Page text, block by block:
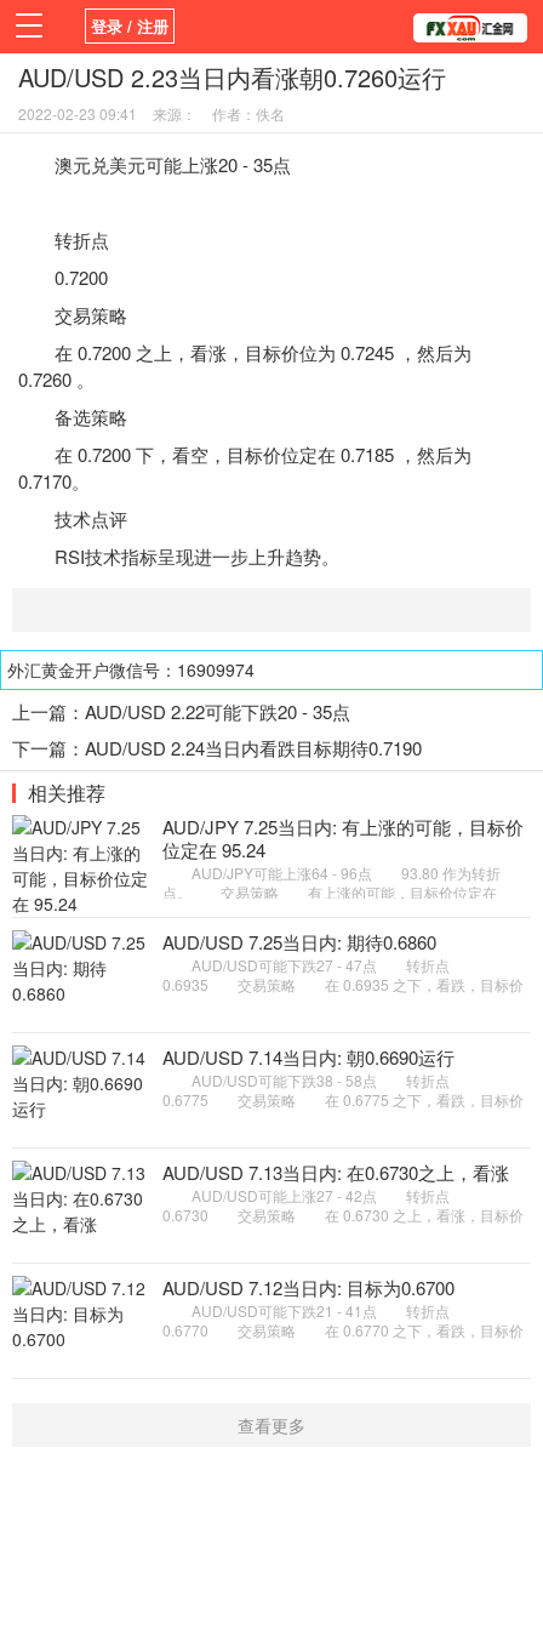
登录 / 注册
首页 新闻 观点 货币
平台
指标EA 书籍
AUD/USD 2.23当日内看涨朝0.7260运行
2022-02-23 09:41 来源： 作者：佚名
澳元兑美元可能上涨20 - 35点
转折点
0.7200
交易策略
在 0.7200 之上，看涨，目标价位为 0.7245 ，然后为
0.7260 。
备选策略
在 0.7200 下，看空，目标价位定在 0.7185 ，然后为
0.7170。
技术点评
RSI技术指标呈现进一步上升趋势。
外汇黄金开户微信号：16909974
上一篇： AUD/USD 2.22可能下跌20 - 35点
下一篇： AUD/USD 2.24当日内看跌目标期待0.7190
相关推荐
AUD/JPY 7.25当日内: 有上涨的可能，目标价
位定在 95.24
AUD/JPY可能上涨64 - 96点 93.80 作为转折
点。 交易策略 有上涨的可能，目标价位定在
标方向定在 93.28 和 92
AUD/USD 7.25当日内: 期待0.6860
AUD/USD可能下跌27 - 47点 转折点
0.6935 交易策略 在 0.6935 之下，看跌，目标价
AUD/USD 7.14当日内: 朝0.6690运行
AUD/USD可能下跌38 - 58点 转折点
0.6775 交易策略 在 0.6775 之下，看跌，目标价
AUD/USD 7.13当日内: 在0.6730之上，看涨
AUD/USD可能上涨27 - 42点 转折点
0.6730 交易策略 在 0.6730 之上，看涨，目标价
AUD/USD 7.12当日内: 目标为0.6700
AUD/USD可能下跌21 - 41点 转折点
0.6770 交易策略 在 0.6770 之下，看跌，目标价
查看更多